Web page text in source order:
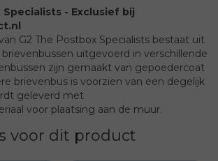
Specialists - Exclusief bij
G2 The Postbox Specialists bestaat uit
uitgevoerd in verschillende
zijn gemaakt van gepoedercoat
brievenbus is voorzien van een degelijk
geleverd met
voor plaatsing aan de muur.
voor dit product